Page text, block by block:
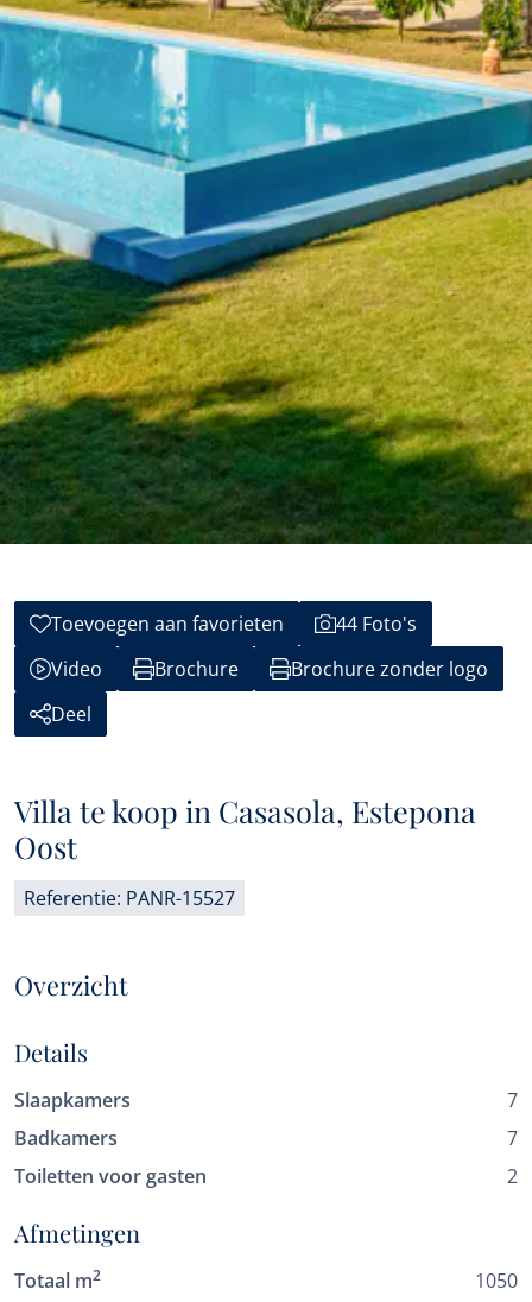
Toevoegen aan favorieten
44 Foto's
Video
Brochure
Brochure zonder logo
Deel
Villa te koop in Casasola, Estepona
Oost
Referentie: PANR-15527
Overzicht
Details
Slaapkamers
7
Badkamers
7
Toiletten voor gasten
2
Afmetingen
Totaal m2
1050